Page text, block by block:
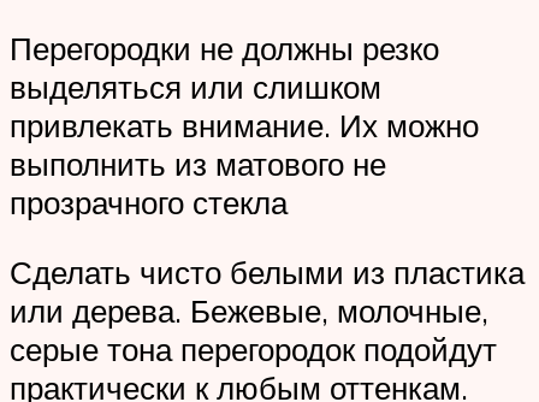
Перегородки не должны резко
выделяться или слишком
привлекать внимание. Их можно
выполнить из матового не
прозрачного стекла
Сделать чисто белыми из пластика
или дерева. Бежевые, молочные,
серые тона перегородок подойдут
практически к любым оттенкам.